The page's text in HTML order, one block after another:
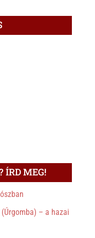
ÍRD MEG!
(Úrgomba) – a hazai